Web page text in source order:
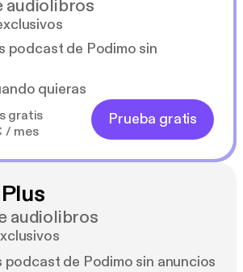
audiolibros
podcast de Podimo sin
quieras
gratis
/ mes
Prueba gratis
audiolibros
podcast de Podimo sin anuncios